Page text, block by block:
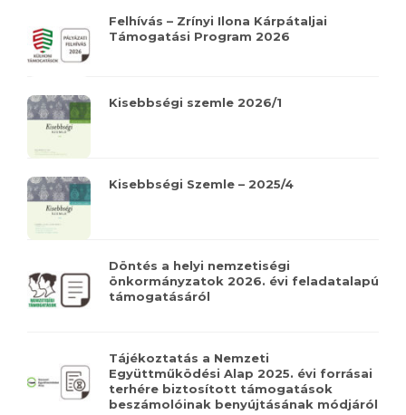
Felhívás – Zrínyi Ilona Kárpátaljai
Támogatási Program 2026
Kisebbségi szemle 2026/1
Kisebbségi Szemle – 2025/4
Döntés a helyi nemzetiségi
önkormányzatok 2026. évi feladatalapú
támogatásáról
Tájékoztatás a Nemzeti
Együttműködési Alap 2025. évi forrásai
terhére biztosított támogatások
beszámolóinak benyújtásának módjáról